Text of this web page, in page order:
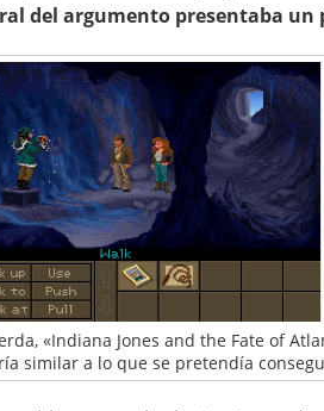
del argumento presentaba un
«Indiana Jones and the Fate of
similar a lo que se pretendía